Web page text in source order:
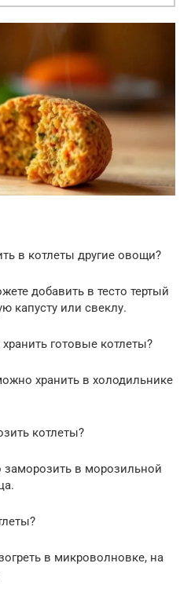
в котлеты другие овощи?
добавить в тесто тертый
капусту или свеклу.
готовые котлеты?
хранить в холодильнике
котлеты?
в морозильной
в микроволновке, на